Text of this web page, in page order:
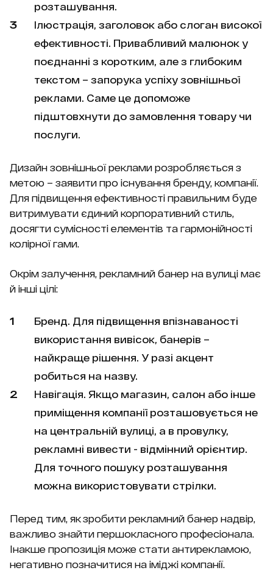
розташування.
Ілюстрація, заголовок або слоган високої
ефективності. Привабливий малюнок у
поєднанні з коротким, але з глибоким
текстом – запорука успіху зовнішньої
реклами. Саме це допоможе
підштовхнути до замовлення товару чи
послуги.
Дизайн зовнішньої реклами розробляється з
метою – заявити про існування бренду, компанії.
Для підвищення ефективності правильним буде
витримувати єдиний корпоративний стиль,
досягти сумісності елементів та гармонійності
колірної гами.
Окрім залучення, рекламний банер на вулиці має
й інші цілі:
Бренд. Для підвищення впізнаваності
використання вивісок, банерів –
найкраще рішення. У разі акцент
робиться на назву.
Навігація. Якщо магазин, салон або інше
приміщення компанії розташовується не
на центральній вулиці, а в провулку,
рекламні вивести - відмінний орієнтир.
Для точного пошуку розташування
можна використовувати стрілки.
Перед тим, як зробити рекламний банер надвір,
важливо знайти першокласного професіонала.
Інакше пропозиція може стати антирекламою,
негативно позначитися на іміджі компанії.